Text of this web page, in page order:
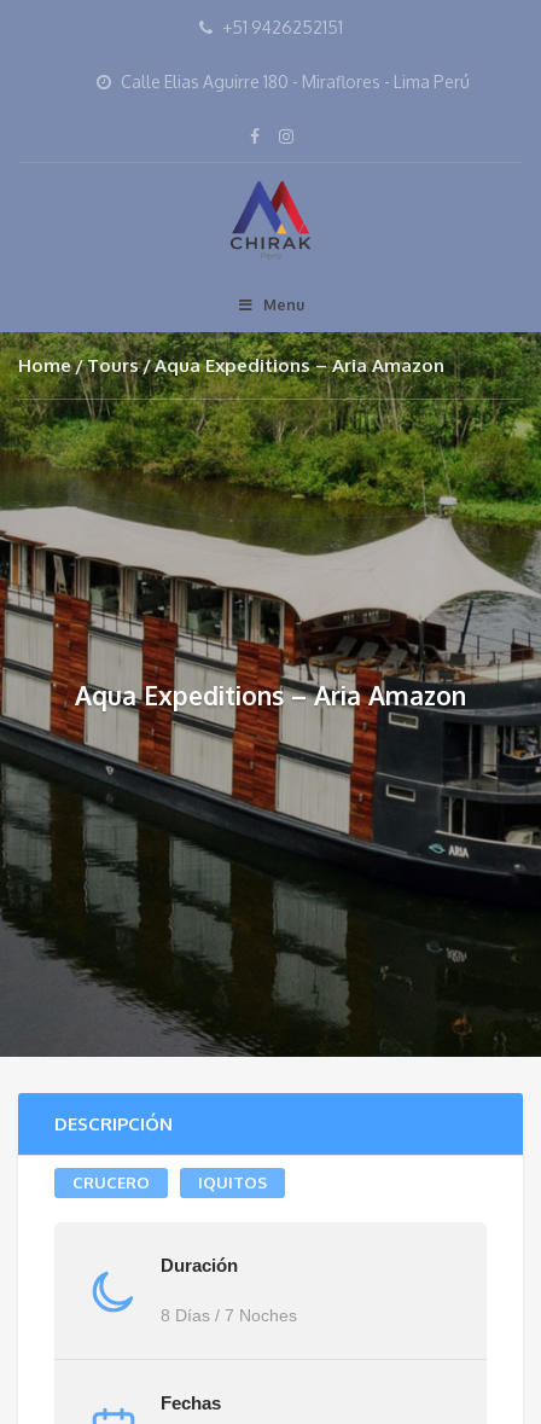
+51 9426252151
Calle Elias Aguirre 180 - Miraflores - Lima Perú
Menu
Home Tours Aqua Expeditions – Aria Amazon
Aqua Expeditions – Aria Amazon
DESCRIPCIÓN
CRUCERO IQUITOS
Duración
8 Días / 7 Noches
Fechas